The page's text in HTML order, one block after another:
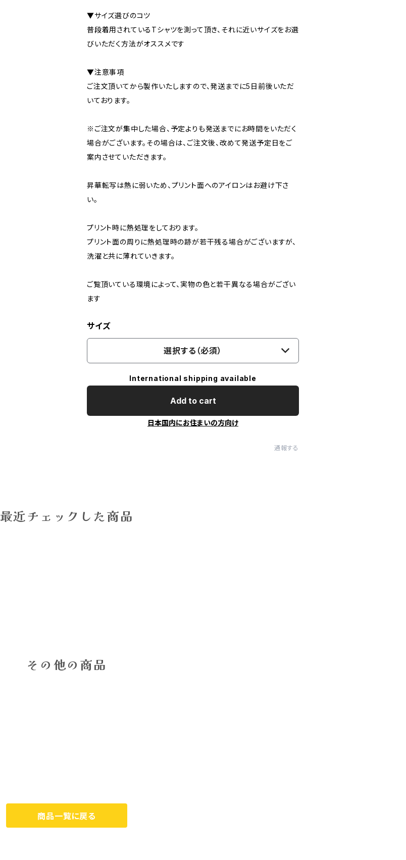
▼サイズ選びのコツ
普段着用されているTシャツを測って頂き、それに近いサイズをお選
びいただく方法がオススメです
▼注意事項
ご注文頂いてから製作いたしますので、発送までに5日前後いただ
いております。
※ご注文が集中した場合、予定よりも発送までにお時間をいただく
場合がございます。その場合は、ご注文後、改めて発送予定日をご
案内させていただきます。
昇華転写は熱に弱いため、プリント面へのアイロンはお避け下さ
い。
プリント時に熱処理をしております。
プリント面の周りに熱処理時の跡が若干残る場合がございますが、
洗濯と共に薄れていきます。
ご覧頂いている環境によって、実物の色と若干異なる場合がござい
ます
サイズ
選択する（必須）
International shipping available
Add to cart
日本国内にお住まいの方向け
通報する
最近チェックした商品
その他の商品
商品一覧に戻る